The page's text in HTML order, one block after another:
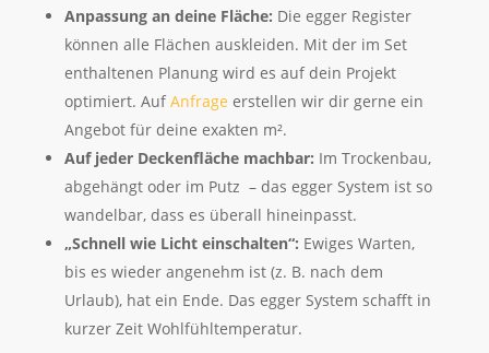
Anpassung an deine Fläche: Die egger Register
können alle Flächen auskleiden. Mit der im Set
enthaltenen Planung wird es auf dein Projekt
optimiert. AufAnfrage erstellen wir dir gerne ein
Angebot für deine exakten m².
Auf jeder Deckenfläche machbar: Im Trockenbau,
abgehängt oder im Putz – das egger System ist so
wandelbar, dass es überall hineinpasst.
„Schnell wie Licht einschalten“: Ewiges Warten,
bis es wieder angenehm ist (z. B. nach dem
Urlaub), hat ein Ende. Das egger System schafft in
kurzer Zeit Wohlfühltemperatur.